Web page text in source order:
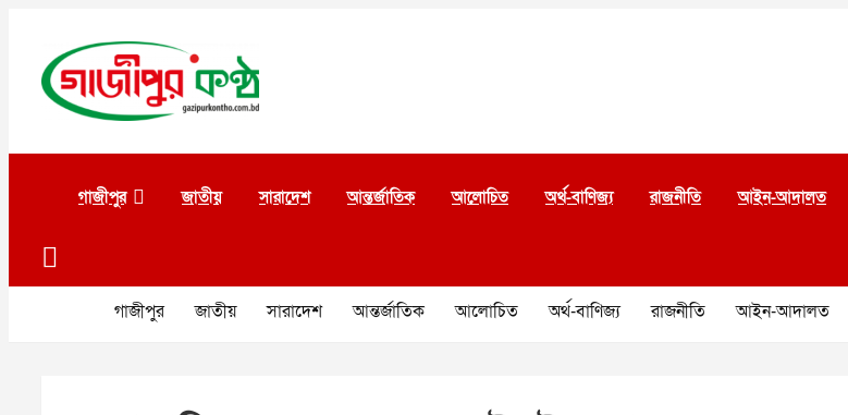
content
গাজীপুর কণ্ঠ
গাজীপুর জাতীয় সারাদেশ আন্তর্জাতিক আলোচিত অর্থ-বাণিজ্য রাজনীতি আইন-আদালত
গাজীপুর জাতীয় সারাদেশ আন্তর্জাতিক আলোচিত অর্থ-বাণিজ্য রাজনীতি আইন-আদালত